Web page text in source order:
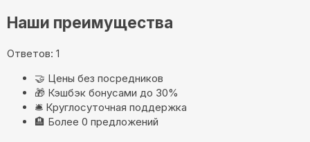
Наши преимущества
Ответов: 1
🤝 Цены без посредников
🎁 Кэшбэк бонусами до 30%
🛎️ Круглосуточная поддержка
🏨 Более 0 предложений